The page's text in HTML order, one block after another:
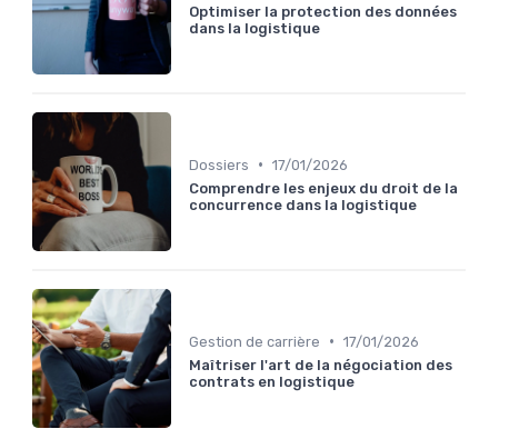
Optimiser la protection des données
dans la logistique
Dossiers • 17/01/2026
Comprendre les enjeux du droit de la
concurrence dans la logistique
Gestion de carrière • 17/01/2026
Maîtriser l'art de la négociation des
contrats en logistique